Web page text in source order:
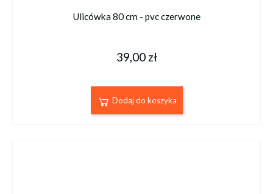
Ulicówka 80 cm - pvc czerwone
39,00 zł
Dodaj do koszyka